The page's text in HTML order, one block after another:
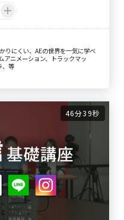
にくい、AEの世界を一気に学べ
アニメーション、トラックマッ
、等
46分39秒